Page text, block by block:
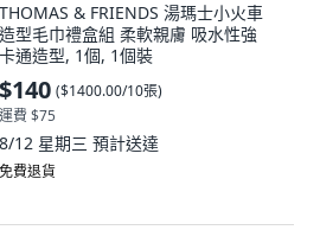
THOMAS & FRIENDS 湯瑪士小火車
造型毛巾禮盒組 柔軟親膚 吸水性強
卡通造型, 1個, 1個裝
$140 ($1400.00/10張)
運費 $75
8/12 星期三 預計送達
免費退貨